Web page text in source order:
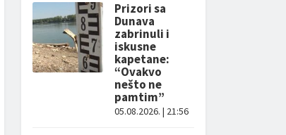
Prizori sa
Dunava
zabrinuli i
iskusne
kapetane:
“Ovakvo
nešto ne
pamtim”
05.08.2026. | 21:56